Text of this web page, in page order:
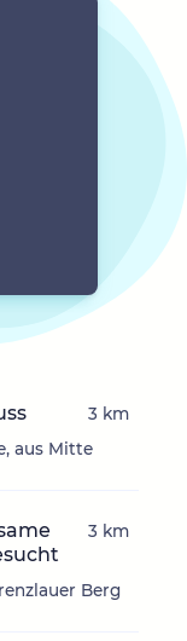
aus Mitte
3 km
Berg
3 km